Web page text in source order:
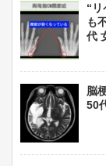
“
も
代
脳
50